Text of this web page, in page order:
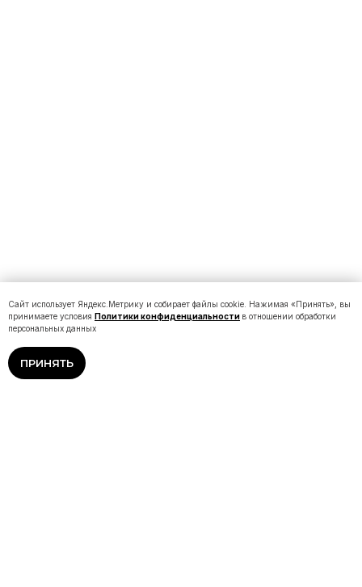
Сайт использует Яндекс.Метрику и собирает файлы cookie. Нажимая «Принять», вы
принимаете условия Политики конфиденциальности в отношении обработки
персональных данных
ПРИНЯТЬ